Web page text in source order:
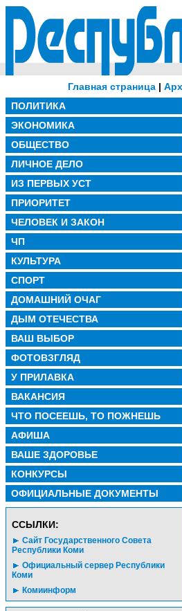
Главная страница |
ПОЛИТИКА
ЭКОНОМИКА
ОБЩЕСТВО
ЛИЧНОЕ ДЕЛО
ИЗ ПЕРВЫХ УСТ
ПРИОРИТЕТ
ЧЕЛОВЕК И ЗАКОН
ЧП
КУЛЬТУРА
СПОРТ
ДОМАШНИЙ ОЧАГ
ДЫМ ОТЕЧЕСТВА
ВАШ ВЫБОР
ФОТОВЗГЛЯД
У ПРИЛАВКА
ВАКАНСИЯ
ЧТО ПОСЕЕШЬ, ТО ПОЖНЕШЬ
АФИША
ВАШЕ ЗДОРОВЬЕ
КОНКУРСЫ
ОФИЦИАЛЬНЫЕ ДОКУМЕНТЫ
CСЫЛКИ:
Сайт Государственного Совета
Республики Коми
Официальный сервер Республики
Коми
Комиинформ